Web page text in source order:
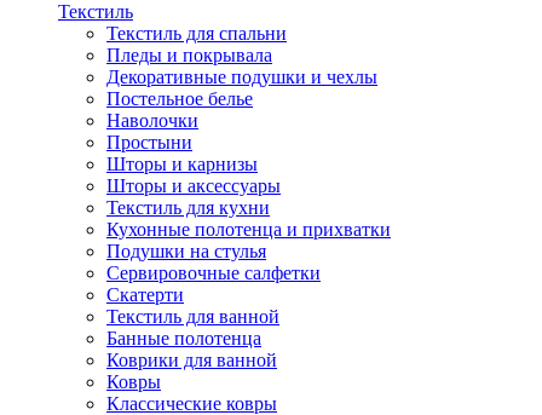
Текстиль
Текстиль для спальни
Пледы и покрывала
Декоративные подушки и чехлы
Постельное белье
Наволочки
Простыни
Шторы и карнизы
Шторы и аксессуары
Текстиль для кухни
Кухонные полотенца и прихватки
Подушки на стулья
Сервировочные салфетки
Скатерти
Текстиль для ванной
Банные полотенца
Коврики для ванной
Ковры
Классические ковры